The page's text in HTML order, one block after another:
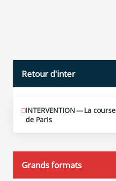
Retour d'inter
JUIN
12
INTERVENTION — La
de Paris
Grands formats